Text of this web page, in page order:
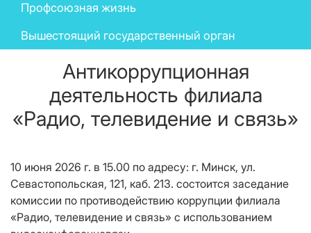
Профсоюзная жизнь
Вышестоящий государственный орган
Антикоррупционная
деятельность филиала
«Радио, телевидение и связь»
10 июня 2026 г. в 15.00 по адресу: г. Минск, ул.
Севастопольская, 121, каб. 213. состоится заседание
комиссии по противодействию коррупции филиала
«Радио, телевидение и связь» с использованием